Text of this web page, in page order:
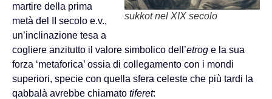
sukkot nel XIX secolo
martire della prima
metà del II secolo e.v.,
un’inclinazione tesa a
cogliere anzitutto il valore simbolico dell’etrog e la sua
forza ‘metaforica’ ossia di collegamento con i mondi
superiori, specie con quella sfera celeste che più tardi la
qabbalà avrebbe chiamato tiferet: